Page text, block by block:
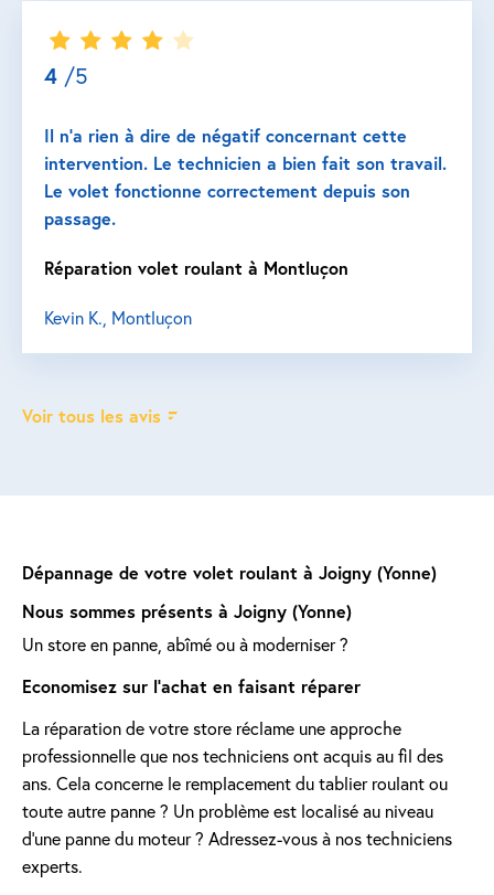
Dépannage de votre volet roulant à Joigny (Yonne)
Nous sommes présents à Joigny (Yonne)
Un store en panne, abîmé ou à moderniser ?
Economisez sur l'achat en faisant réparer
La réparation de votre store réclame une approche
professionnelle que nos techniciens ont acquis au fil des
ans. Cela concerne le remplacement du tablier roulant ou
toute autre panne ? Un problème est localisé au niveau
d'une panne du moteur ? Adressez-vous à nos techniciens
experts.
4 /5
Il n’a rien à dire de négatif concernant cette
intervention. Le technicien a bien fait son travail.
Le volet fonctionne correctement depuis son
passage.
Réparation volet roulant à Montluçon
Kevin K., Montluçon
Voir tous les avis